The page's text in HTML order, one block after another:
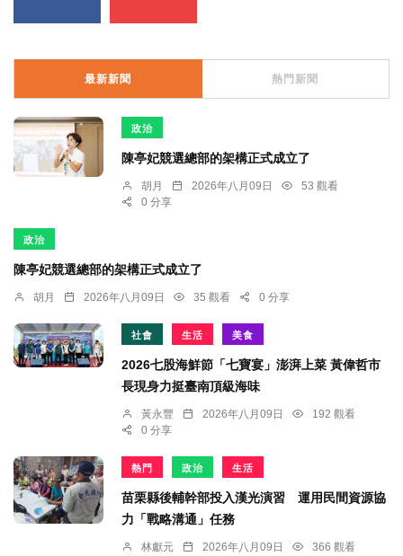
最新新聞 熱門新聞
政治
陳亭妃競選總部的架構正式成立了
胡月 2026年八月09日
53 觀看
0 分享
政治
陳亭妃競選總部的架構正式成立了
胡月 2026年八月09日 35 觀看 0 分享
社會 生活 美食
2026七股海鮮節「七寶宴」澎湃上菜 黃偉哲市
長現身力挺臺南頂級海味
黃永豐 2026年八月09日
192 觀看
0 分享
熱門 政治 生活
苗栗縣後輔幹部投入漢光演習 運用民間資源協
力「戰略溝通」任務
林獻元 2026年八月09日
366 觀看